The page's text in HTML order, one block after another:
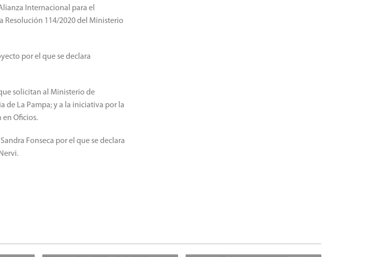
Internacional para el
Resolución 114/2020 del Ministerio
por el que se declara
solicitan al Ministerio de
de La Pampa; y a la iniciativa por la
Oficios.
Fonseca por el que se declara